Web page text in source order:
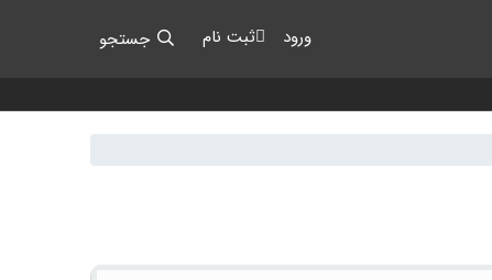
ورود ثبت نام جستجو